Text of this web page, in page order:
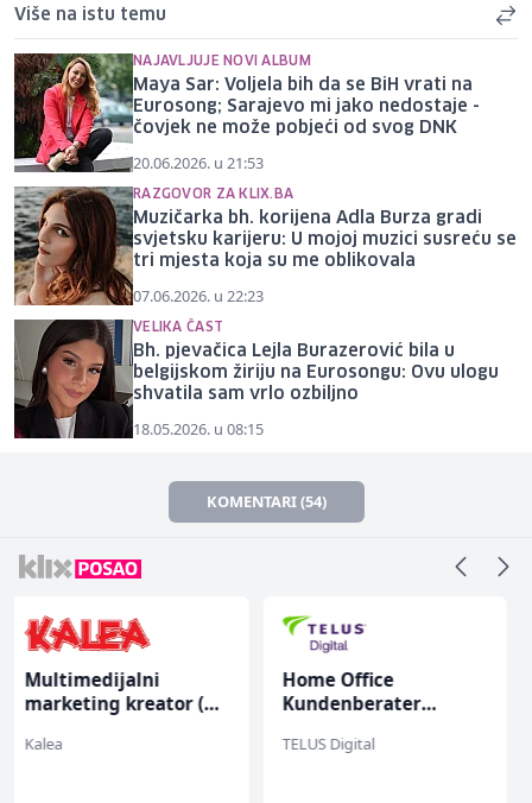
Više na istu temu
NAJAVLJUJE NOVI ALBUM
Maya Sar: Voljela bih da se BiH vrati na
Eurosong; Sarajevo mi jako nedostaje -
čovjek ne može pobjeći od svog DNK
20.06.2026. u 21:53
RAZGOVOR ZA KLIX.BA
Muzičarka bh. korijena Adla Burza gradi
svjetsku karijeru: U mojoj muzici susreću se
tri mjesta koja su me oblikovala
07.06.2026. u 22:23
VELIKA ČAST
Bh. pjevačica Lejla Burazerović bila u
belgijskom žiriju na Eurosongu: Ovu ulogu
shvatila sam vrlo ozbiljno
18.05.2026. u 08:15
KOMENTARI (54)
Home Office
Kundenberater
renommiertes
TELUS Digital
Bravar -
Elektrozavarivač (m)
Mountain